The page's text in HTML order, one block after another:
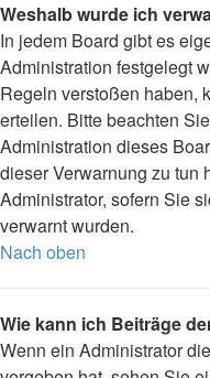
Weshalb wurde ich
In jedem Board gibt es
Administration festgelegt
Regeln verstoßen haben,
erteilen. Bitte beachten
Administration dieses
dieser Verwarnung zu tun
Administrator, sofern Sie
verwarnt wurden.
Nach oben
Wie kann ich Beiträge
Wenn ein Administrator